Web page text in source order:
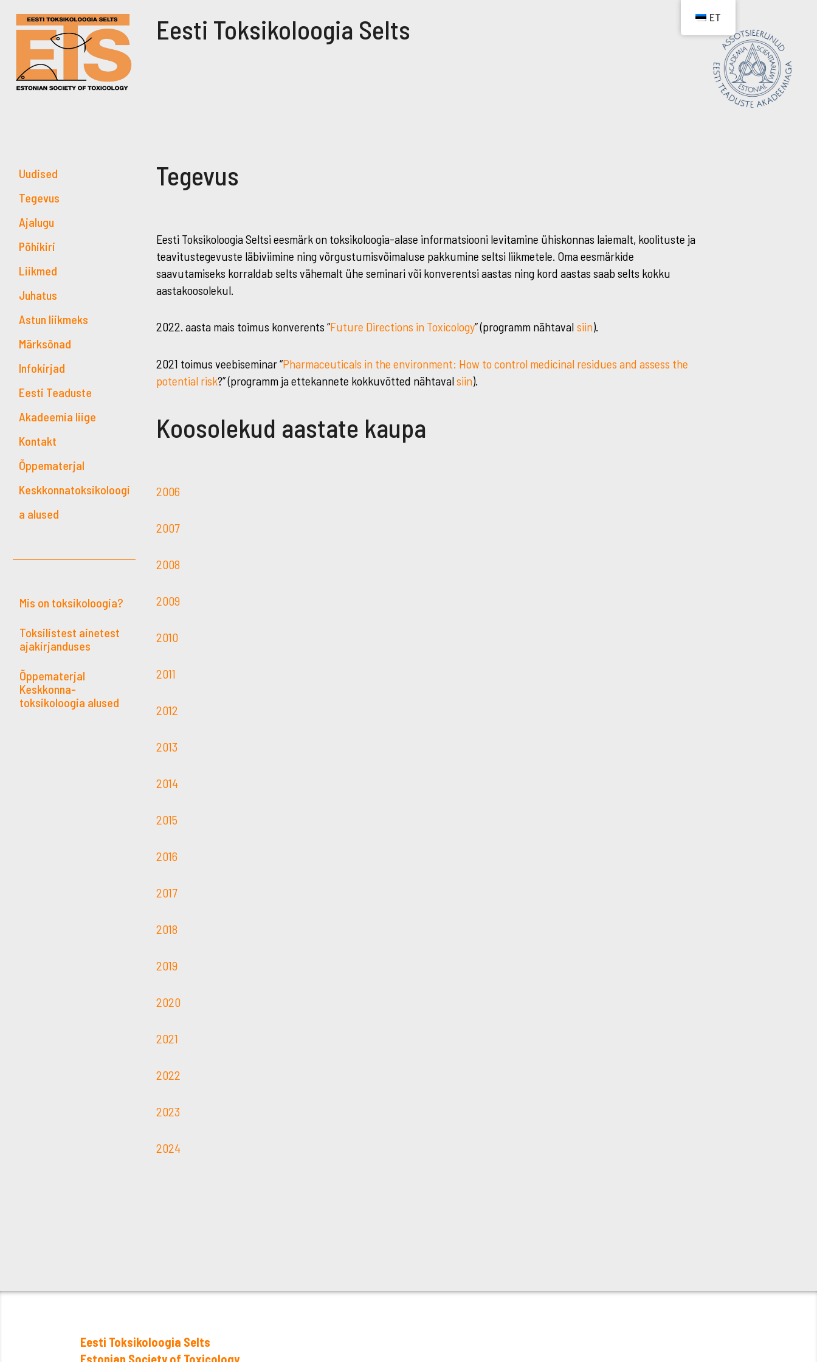
Eesti Toksikoloogia Selts
Uudised
Tegevus
Ajalugu
Põhikiri
Liikmed
Juhatus
Astun liikmeks
Märksõnad
Infokirjad
Eesti Teaduste
Akadeemia liige
Kontakt
Õppematerjal
Keskkonnatoksikoloogi
a alused
Mis on toksikoloogia?
Toksilistest ainetest
ajakirjanduses
Õppematerjal
Keskkonna-
toksikoloogia alused
Tegevus
Eesti Toksikoloogia Seltsi eesmärk on toksikoloogia-alase informatsiooni levitamine ühiskonnas laiemalt, koolituste ja
teavitustegevuste läbiviimine ning võrgustumisvõimaluse pakkumine seltsi liikmetele. Oma eesmärkide
saavutamiseks korraldab selts vähemalt ühe seminari või konverentsi aastas ning kord aastas saab selts kokku
aastakoosolekul.
2022. aasta mais toimus konverents “Future Directions in Toxicology” (programm nähtaval siin).
2021 toimus veebiseminar “Pharmaceuticals in the environment: How to control medicinal residues and assess the
potential risk?” (programm ja ettekannete kokkuvõtted nähtavalsiin).
Koosolekud aastate kaupa
2006
2007
2008
2009
2010
2011
2012
2013
2014
2015
2016
2017
2018
2019
2020
2021
2022
2023
2024
Eesti Toksikoloogia Selts
Estonian Society of Toxicology
ET